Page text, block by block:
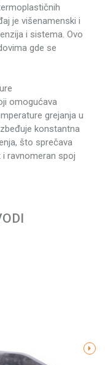
15 min.
je višenamenski i
i sistema. Ovo
gde se
omogućava
grejanja u
konstantna
što sprečava
ravnomeran spoj